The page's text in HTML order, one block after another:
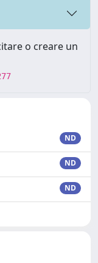
o creare un
ND
ND
ND